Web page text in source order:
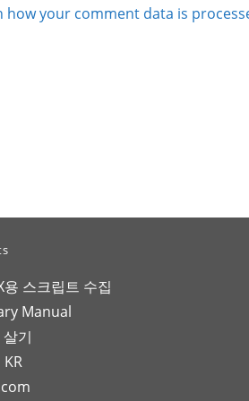
how your comment data is
용 스크립트 수집
Manual
기